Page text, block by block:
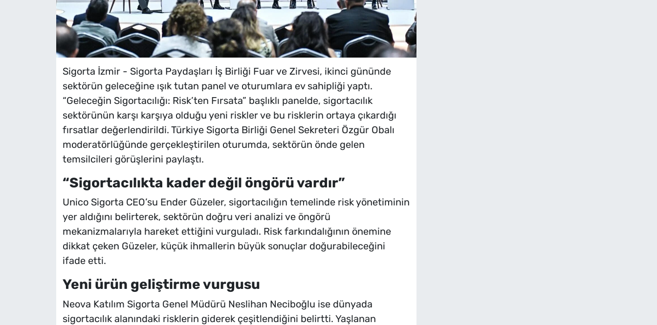
Sigorta İzmir - Sigorta Paydaşları İş Birliği Fuar ve Zirvesi, ikinci gününde
sektörün geleceğine ışık tutan panel ve oturumlara ev sahipliği yaptı.
“Geleceğin Sigortacılığı: Risk’ten Fırsata” başlıklı panelde, sigortacılık
sektörünün karşı karşıya olduğu yeni riskler ve bu risklerin ortaya çıkardığı
fırsatlar değerlendirildi. Türkiye Sigorta Birliği Genel Sekreteri Özgür Obalı
moderatörlüğünde gerçekleştirilen oturumda, sektörün önde gelen
temsilcileri görüşlerini paylaştı.
“Sigortacılıkta kader değil öngörü vardır”
Unico Sigorta CEO’su Ender Güzeler, sigortacılığın temelinde risk yönetiminin
yer aldığını belirterek, sektörün doğru veri analizi ve öngörü
mekanizmalarıyla hareket ettiğini vurguladı. Risk farkındalığının önemine
dikkat çeken Güzeler, küçük ihmallerin büyük sonuçlar doğurabileceğini
ifade etti.
Yeni ürün geliştirme vurgusu
Neova Katılım Sigorta Genel Müdürü Neslihan Neciboğlu ise dünyada
sigortacılık alanındaki risklerin giderek çeşitlendiğini belirtti. Yaşlanan